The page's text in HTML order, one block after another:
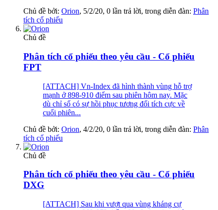
Chủ đề bởi: Orion, 5/2/20, 0 lần trả lời, trong diễn đàn: Phân
tích cổ phiếu
Chủ đề
Phân tích cổ phiếu theo yêu cầu - Cổ phiếu
FPT
[ATTACH] Vn-Index đã hình thành vùng hỗ trợ
mạnh ở 898-910 điểm sau phiên hôm nay. Mặc
dù chỉ số có sự hồi phục tương đối tích cực về
cuối phiên...
Chủ đề bởi: Orion, 4/2/20, 0 lần trả lời, trong diễn đàn: Phân
tích cổ phiếu
Chủ đề
Phân tích cổ phiếu theo yêu cầu - Cổ phiếu
DXG
[ATTACH] Sau khi vượt qua vùng kháng cự